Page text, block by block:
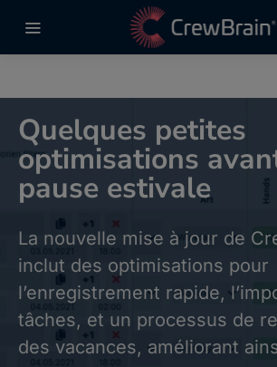
Quelques petites
optimisations
pause estivale
La nouvelle mise à jour de
inclut des optimisations pour
l’enregistrement rapide,
tâches, et un processus de
des vacances, améliorant